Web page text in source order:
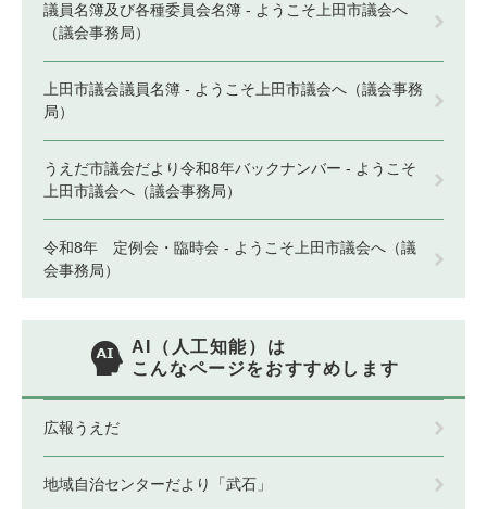
議員名簿及び各種委員会名簿 - ようこそ上田市議会へ
（議会事務局）
上田市議会議員名簿 - ようこそ上田市議会へ（議会事務
局）
うえだ市議会だより令和8年バックナンバー - ようこそ
上田市議会へ（議会事務局）
令和8年 定例会・臨時会 - ようこそ上田市議会へ（議
会事務局）
AI（人工知能）は
こんなページをおすすめします
広報うえだ
地域自治センターだより「武石」